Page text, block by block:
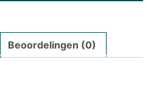
Beoordelingen (0)